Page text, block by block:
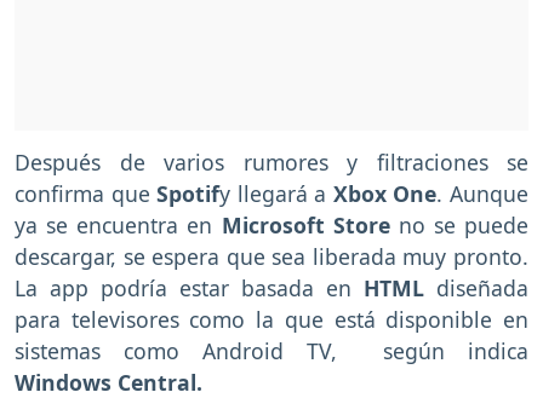
Después de varios rumores y filtraciones se
confirma queSpotify llegará a Xbox One. Aunque
ya se encuentra en Microsoft Storeno se puede
descargar, se espera que sea liberada muy pronto.
La app podría estar basada en HTML diseñada
para televisores como la que está disponible en
sistemas como Android TV, según indica
Windows Central.